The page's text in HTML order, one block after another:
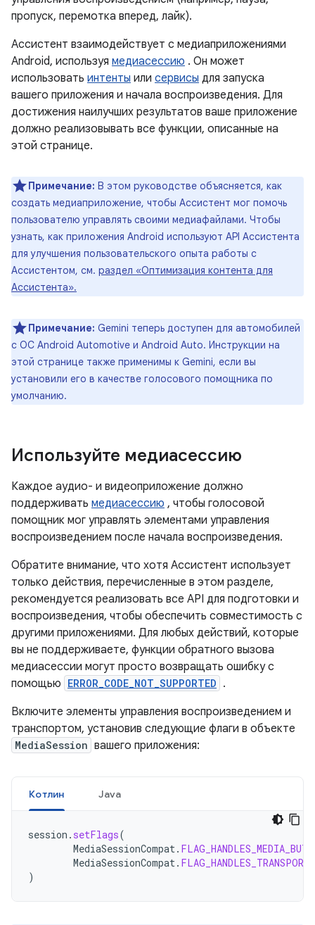
пропуск, перемотка вперед, лайк).
Ассистент взаимодействует с медиаприложениями
Android, используя медиасессию . Он может
использовать интенты или сервисы для запуска
вашего приложения и начала воспроизведения. Для
достижения наилучших результатов ваше приложение
должно реализовывать все функции, описанные на
этой странице.
Примечание: В этом руководстве объясняется, как
создать медиаприложение, чтобы Ассистент мог помочь
пользователю управлять своими медиафайлами. Чтобы
узнать, как приложения Android используют API Ассистента
для улучшения пользовательского опыта работы с
Ассистентом, см. раздел «Оптимизация контента для
Ассистента».
Примечание: Gemini теперь доступен для автомобилей
с ОС Android Automotive и Android Auto. Инструкции на
этой странице также применимы к Gemini, если вы
установили его в качестве голосового помощника по
умолчанию.
Используйте медиасессию
Каждое аудио- и видеоприложение должно
поддерживать медиасессию , чтобы голосовой
помощник мог управлять элементами управления
воспроизведением после начала воспроизведения.
Обратите внимание, что хотя Ассистент использует
только действия, перечисленные в этом разделе,
рекомендуется реализовать все API для подготовки и
воспроизведения, чтобы обеспечить совместимость с
другими приложениями. Для любых действий, которые
вы не поддерживаете, функции обратного вызова
медиасессии могут просто возвращать ошибку с
помощью ERROR_CODE_NOT_SUPPORTED .
Включите элементы управления воспроизведением и
транспортом, установив следующие флаги в объекте
MediaSession вашего приложения:
Котлин Java
session . setFlags(
MediaSessionCompat.
MediaSessionCompat.
)